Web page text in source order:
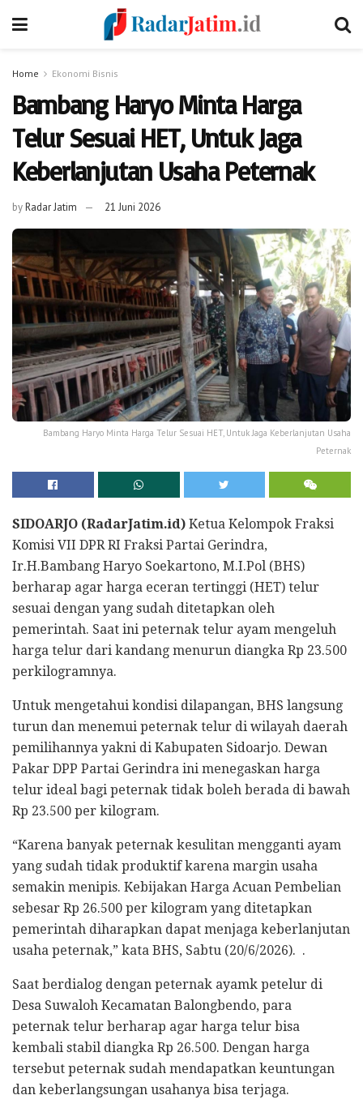
Home Ekonomi Bisnis
Bambang Haryo Minta Harga
Telur Sesuai HET, Untuk Jaga
Keberlanjutan Usaha Peternak
byRadar Jatim 21 Juni 2026
Bambang Haryo Minta Harga Telur Sesuai HET, Untuk Jaga Keberlanjutan Usaha
Peternak
SIDOARJO (RadarJatim.id) Ketua Kelompok Fraksi
Komisi VII DPR RI Fraksi Partai Gerindra,
Ir.H.Bambang Haryo Soekartono, M.I.Pol (BHS)
berharap agar harga eceran tertinggi (HET) telur
sesuai dengan yang sudah ditetapkan oleh
pemerintah. Saat ini peternak telur ayam mengeluh
harga telur dari kandang menurun diangka Rp 23.500
perkilogramnya.
Untuk mengetahui kondisi dilapangan, BHS langsung
turun dan menemui peternak telur di wilayah daerah
pemilihannya yakni di Kabupaten Sidoarjo. Dewan
Pakar DPP Partai Gerindra ini menegaskan harga
telur ideal bagi peternak tidak boleh berada di bawah
Rp 23.500 per kilogram.
“Karena banyak peternak kesulitan mengganti ayam
yang sudah tidak produktif karena margin usaha
semakin menipis. Kebijakan Harga Acuan Pembelian
sebesar Rp 26.500 per kilogram yang ditetapkan
pemerintah diharapkan dapat menjaga keberlanjutan
usaha peternak,” kata BHS, Sabtu (20/6/2026). .
Saat berdialog dengan peternak ayamk petelur di
Desa Suwaloh Kecamatan Balongbendo, para
peternak telur berharap agar harga telur bisa
kembali stabil diangka Rp 26.500. Dengan harga
tersebut peternak sudah mendapatkan keuntungan
dan keberlangsungan usahanya bisa terjaga.